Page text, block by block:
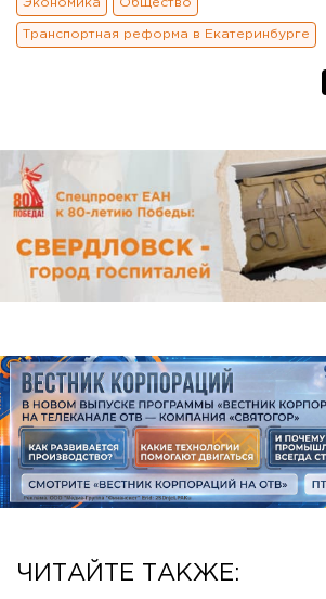
Экономика Общество
Транспортная реформа в Екатеринбурге
ЧИТАЙТЕ ТАКЖЕ: